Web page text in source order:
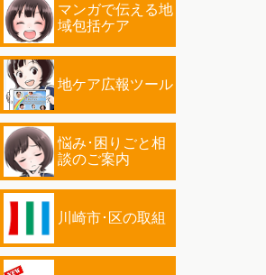
マンガで伝える地
域包括ケア
地ケア広報ツール
悩み･困りごと相
談のご案内
川崎市･区の取組